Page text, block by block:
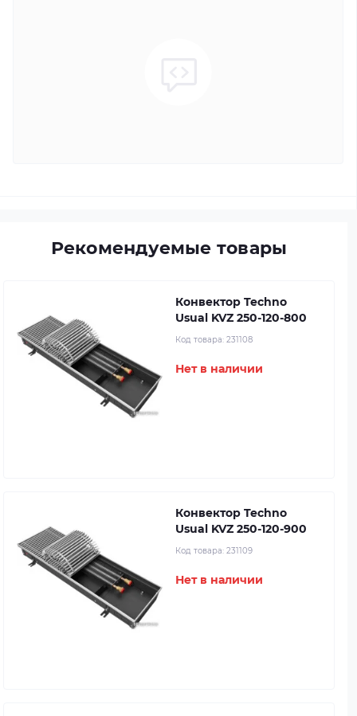
Рекомендуемые товары
Конвектор Techno
Usual KVZ 250-120-800
Код товара: 231108
Нет в наличии
Конвектор Techno
Usual KVZ 250-120-900
Код товара: 231109
Нет в наличии